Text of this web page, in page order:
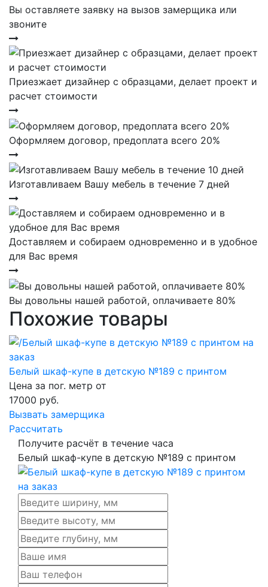
Вы оставляете заявку на вызов замерщика или
звоните
Приезжает дизайнер с образцами, делает проект и
расчет стоимости
Оформляем договор, предоплата всего 20%
Изготавливаем Вашу мебель в течение 7 дней
Доставляем и собираем одновременно и в удобное
для Вас время
Вы довольны нашей работой, оплачиваете 80%
Похожие товары
Белый шкаф-купе в детскую №189 с принтом
Цена за пог. метр от
17000 руб.
Вызвать замерщика
Рассчитать
Получите расчёт в течение часа
Белый шкаф-купе в детскую №189 с принтом